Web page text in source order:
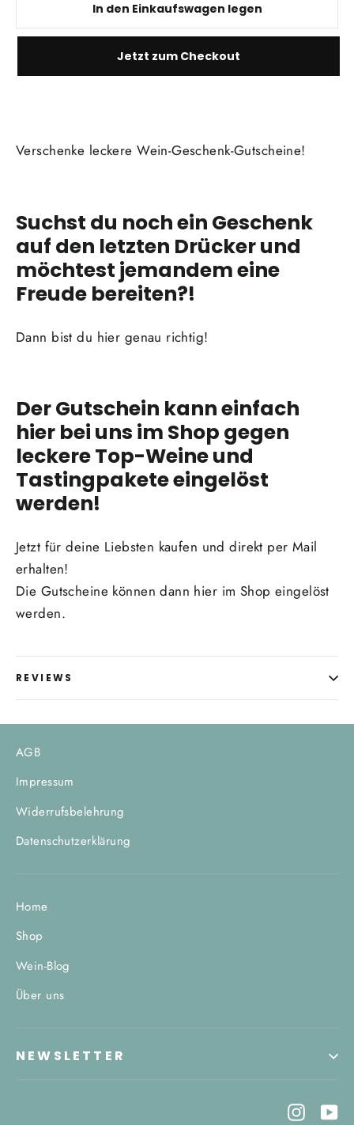
In den Einkaufswagen legen
Jetzt zum Checkout
Verschenke leckere Wein-Geschenk-Gutscheine!
Suchst du noch ein Geschenk
auf den letzten Drücker und
möchtest jemandem eine
Freude bereiten?!
Dann bist du hier genau richtig!
Der Gutschein kann einfach
hier bei uns im Shop gegen
leckere Top-Weine und
Tastingpakete eingelöst
werden!
Jetzt für deine Liebsten kaufen und direkt per Mail
erhalten!
Die Gutscheine können dann hier im Shop eingelöst
werden.
REVIEWS
AGB
Impressum
Widerrufsbelehrung
Datenschutzerklärung
Home
Shop
Wein-Blog
Über uns
NEWSLETTER